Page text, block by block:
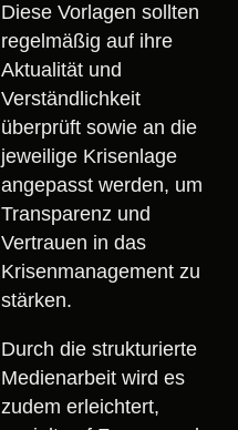
Diese Vorlagen sollten
regelmäßig auf ihre
Aktualität und
Verständlichkeit
überprüft sowie an die
jeweilige Krisenlage
angepasst werden, um
Transparenz und
Vertrauen in das
Krisenmanagement zu
stärken.
Durch die strukturierte
Medienarbeit wird es
zudem erleichtert,